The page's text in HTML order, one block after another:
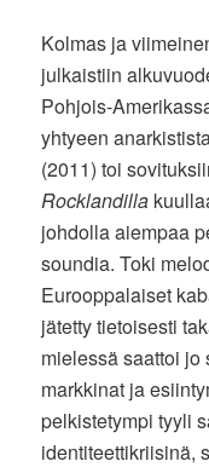
Kolmas ja
julkaistiin
Pohjois-
yhtyeen
(2011) toi
Rocklandilla
johdolla aiempaa
soundia. Toki
Eurooppalaiset
jätetty tietoisesti
mielessä saattoi
markkinat ja
pelkistetympi tyyli
identiteettikriisinä,